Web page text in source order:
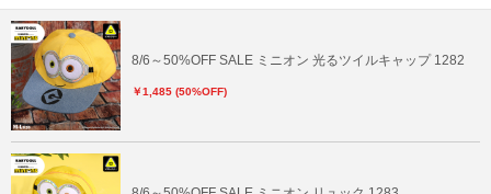
8/6～50%OFF SALE ミニオン 光るツイルキャップ 1282
￥1,485 (50%OFF)